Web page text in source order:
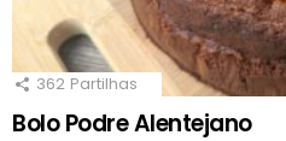
362 Partilhas
Bolo Podre Alentejano